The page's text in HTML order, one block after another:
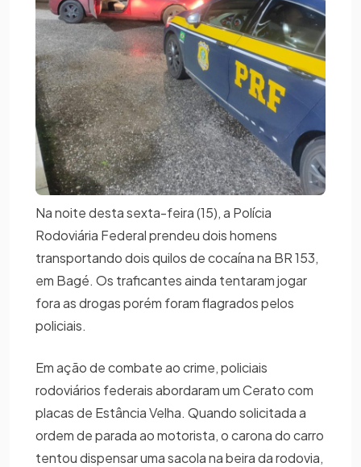
Na noite desta sexta-feira (15), a Polícia
Rodoviária Federal prendeu dois homens
transportando dois quilos de cocaína na BR 153,
em Bagé. Os traficantes ainda tentaram jogar
fora as drogas porém foram flagrados pelos
policiais.
Em ação de combate ao crime, policiais
rodoviários federais abordaram um Cerato com
placas de Estância Velha. Quando solicitada a
ordem de parada ao motorista, o carona do carro
tentou dispensar uma sacola na beira da rodovia,